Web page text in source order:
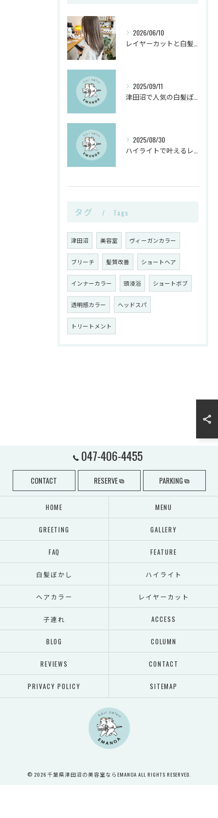
2026/06/10
2025/09/11
2025/08/30
タグ Tags
津田沼 美容室 ヴィーガンカラー
ブリーチ 髪質改善 ショートヘア
インナーカラー 頭浸浴 ショートボブ
透明感カラー ヘッドスパ
トリートメント
047-406-4455
CONTACT RESERVE PARKING
HOME MENU
GREETING GALLERY
FAQ FEATURE
白髪ぼかし ハイライト
ヘアカラー レイヤーカット
子連れ ACCESS
BLOG COLUMN
REVIEWS CONTACT
PRIVACY POLICY SITEMAP
© 2026 千葉県津田沼の美容室ならEMANOA ALL RIGHTS RESERVED.